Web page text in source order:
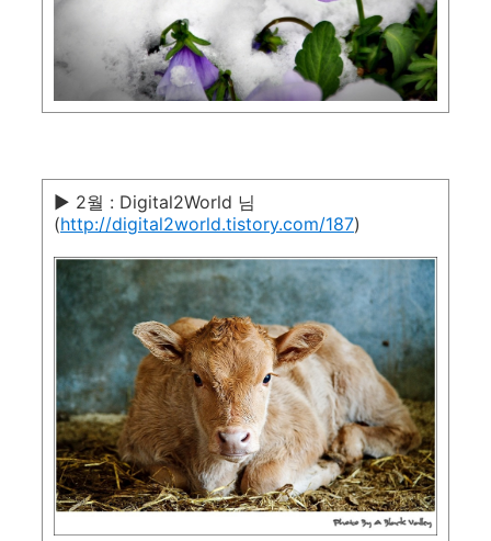
▶ 2월 : Digital2World 님
(http://digital2world.tistory.com/187)